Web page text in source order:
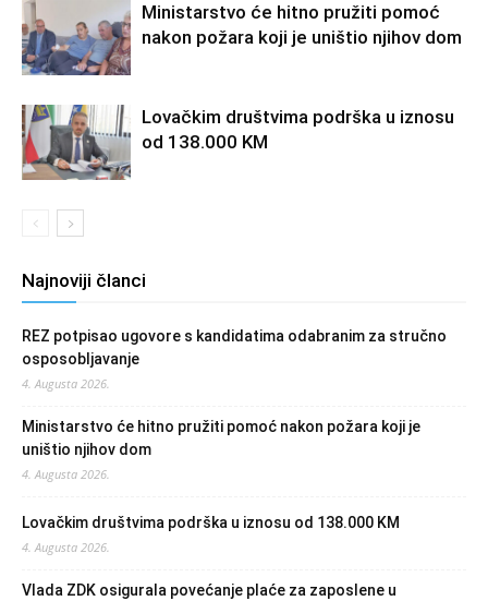
Ministarstvo će hitno pružiti pomoć
nakon požara koji je uništio njihov dom
Lovačkim društvima podrška u iznosu
od 138.000 KM
Najnoviji članci
REZ potpisao ugovore s kandidatima odabranim za stručno
osposobljavanje
4. Augusta 2026.
Ministarstvo će hitno pružiti pomoć nakon požara koji je
uništio njihov dom
4. Augusta 2026.
Lovačkim društvima podrška u iznosu od 138.000 KM
4. Augusta 2026.
Vlada ZDK osigurala povećanje plaće za zaposlene u